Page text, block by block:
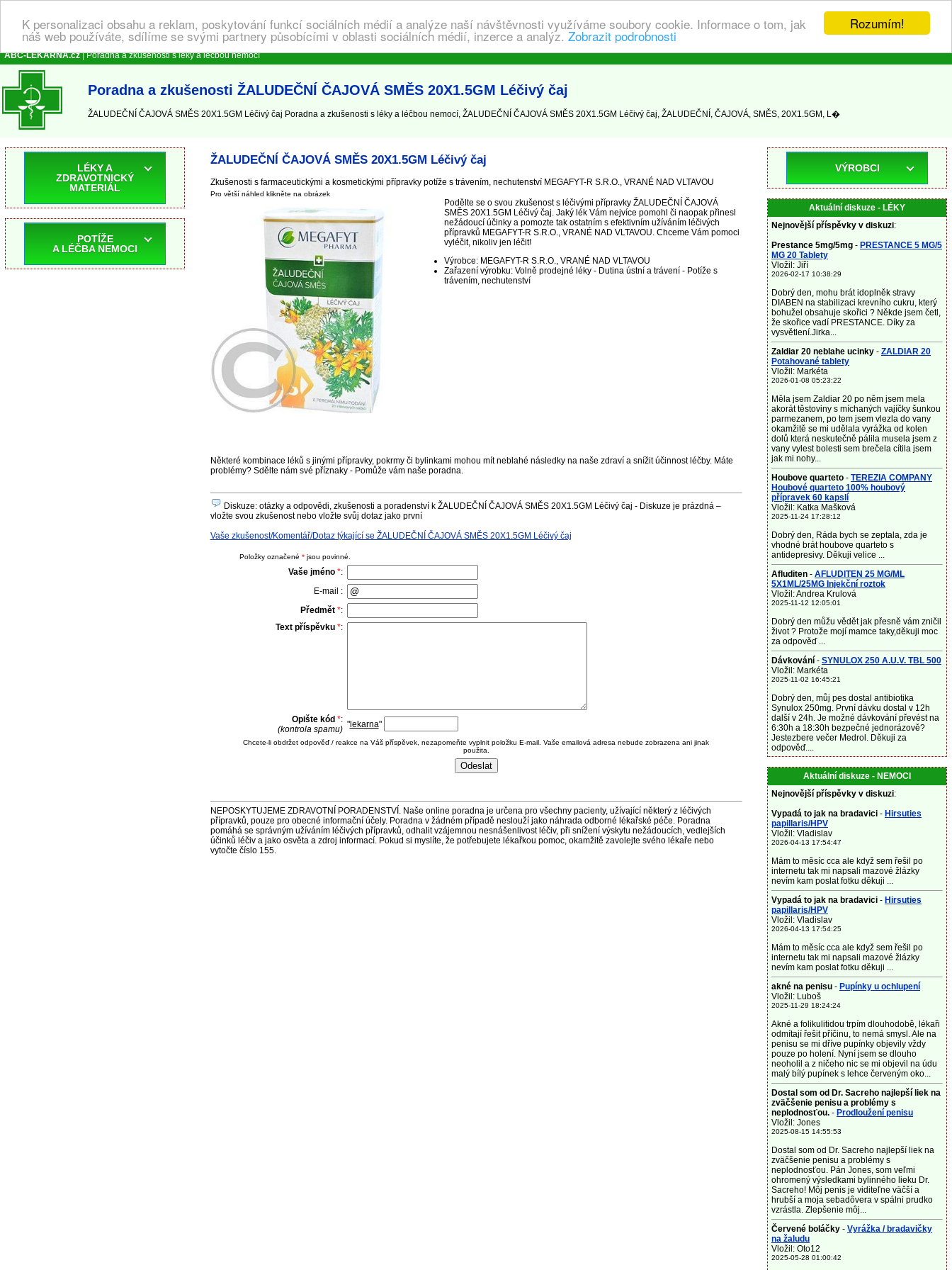
Rozumím!
K personalizaci obsahu a reklam, poskytování funkcí sociálních médií a analýze naší návštěvnosti využíváme soubory cookie. Informace o tom, jak
náš web používáte, sdílíme se svými partnery působícími v oblasti sociálních médií, inzerce a analýz. Zobrazit podrobnosti
ABC-LEKARNA.cz| Poradna a zkušenosti s léky a léčbou nemocí
Poradna a zkušenosti ŽALUDEČNÍ ČAJOVÁ SMĚS 20X1.5GM Léčivý čaj
ŽALUDEČNÍ ČAJOVÁ SMĚS 20X1.5GM Léčivý čaj Poradna a zkušenosti s léky a léčbou nemocí, ŽALUDEČNÍ ČAJOVÁ SMĚS 20X1.5GM Léčivý čaj, ŽALUDEČNÍ, ČAJOVÁ, SMĚS, 20X1.5GM, L�
ŽALUDEČNÍ ČAJOVÁ SMĚS 20X1.5GM Léčivý čaj
Zkušenosti s farmaceutickými a kosmetickými přípravky potíže s trávením, nechutenství MEGAFYT-R S.R.O., VRANÉ NAD VLTAVOU
Pro větší náhled klikněte na obrázek
Podělte se o svou zkušenost s léčivými přípravky ŽALUDEČNÍ ČAJOVÁ
SMĚS 20X1.5GM Léčivý čaj. Jaký lék Vám nejvíce pomohl či naopak přinesl
nežádoucí účinky a pomozte tak ostatním s efektivním užíváním léčivých
přípravků MEGAFYT-R S.R.O., VRANÉ NAD VLTAVOU. Chceme Vám pomoci
vyléčit, nikoliv jen léčit!
Výrobce: MEGAFYT-R S.R.O., VRANÉ NAD VLTAVOU
Zařazení výrobku: Volně prodejné léky - Dutina ústní a trávení - Potíže s
trávením, nechutenství
Některé kombinace léků s jinými přípravky, pokrmy či bylinkami mohou mít neblahé následky na naše zdraví a snížit účinnost léčby. Máte
problémy? Sdělte nám své příznaky - Pomůže vám naše poradna.
Diskuze: otázky a odpovědi, zkušenosti a poradenství k ŽALUDEČNÍ ČAJOVÁ SMĚS 20X1.5GM Léčivý čaj - Diskuze je prázdná –
vložte svou zkušenost nebo vložte svůj dotaz jako první
Vaše zkušenost/Komentář/Dotaz týkající se ŽALUDEČNÍ ČAJOVÁ SMĚS 20X1.5GM Léčivý čaj
Položky označené *jsou povinné.
Vaše jméno *:
E-mail :
Předmět *:
Text příspěvku *:
Opište kód *:
(kontrola spamu) "lekarna"
Chcete-li obdržet odpověď / reakce na Váš příspěvek, nezapomeňte vyplnit položku E-mail. Vaše emailová adresa nebude zobrazena ani jinak
použita.
NEPOSKYTUJEME ZDRAVOTNÍ PORADENSTVÍ. Naše online poradna je určena pro všechny pacienty, užívající některý z léčivých
přípravků, pouze pro obecné informační účely. Poradna v žádném případě neslouží jako náhrada odborné lékařské péče. Poradna
pomáhá se správným užíváním léčivých přípravků, odhalit vzájemnou nesnášenlivost léčiv, při snížení výskytu nežádoucích, vedlejších
účinků léčiv a jako osvěta a zdroj informací. Pokud si myslíte, že potřebujete lékařkou pomoc, okamžitě zavolejte svého lékaře nebo
vytočte číslo 155.
LÉKY A
ZDRAVOTNICKÝ
MATERIÁL
POTÍŽE
A LÉČBA NEMOCI
VÝROBCI
Aktuální diskuze - LÉKY
Nejnovější příspěvky v diskuzi:
Prestance 5mg/5mg - PRESTANCE 5 MG/5
MG 20 Tablety
Vložil: Jiří
2026-02-17 10:38:29
Dobrý den, mohu brát idoplněk stravy
DIABEN na stabilizaci krevního cukru, který
bohužel obsahuje skořici ? Někde jsem četl,
že skořice vadí PRESTANCE. Díky za
vysvětlení.Jirka...
Zaldiar 20 neblahe ucinky - ZALDIAR 20
Potahované tablety
Vložil: Markéta
2026-01-08 05:23:22
Měla jsem Zaldiar 20 po něm jsem mela
akorát těstoviny s míchaných vajíčky šunkou
parmezanem, po tem jsem vlezla do vany
okamžitě se mi udělala vyrážka od kolen
dolů která neskutečně pálila musela jsem z
vany vylest bolesti sem brečela cítila jsem
jak mi nohy...
Houbove quarteto - TEREZIA COMPANY
Houbové quarteto 100% houbový
přípravek 60 kapslí
Vložil: Katka Mašková
2025-11-24 17:28:12
Dobrý den, Ráda bych se zeptala, zda je
vhodné brát houbove quarteto s
antidepresivy. Děkuji velice ...
Afluditen - AFLUDITEN 25 MG/ML
5X1ML/25MG Injekční roztok
Vložil: Andrea Krulová
2025-11-12 12:05:01
Dobrý den můžu vědět jak přesně vám zničil
život ? Protože mojí mamce taky,děkuji moc
za odpověď ...
Dávkování - SYNULOX 250 A.U.V. TBL 500
Vložil: Markéta
2025-11-02 16:45:21
Dobrý den, můj pes dostal antibiotika
Synulox 250mg. První dávku dostal v 12h
další v 24h. Je možné dávkování převést na
6:30h a 18:30h bezpečné jednorázově?
Jestezbere večer Medrol. Děkuji za
odpověď....
Aktuální diskuze - NEMOCI
Nejnovější příspěvky v diskuzi:
Vypadá to jak na bradavici - Hirsuties
papillaris/HPV
Vložil: Vladislav
2026-04-13 17:54:47
Mám to měsíc cca ale když sem řešil po
internetu tak mi napsali mazové žlázky
nevím kam poslat fotku děkuji ...
Vypadá to jak na bradavici - Hirsuties
papillaris/HPV
Vložil: Vladislav
2026-04-13 17:54:25
Mám to měsíc cca ale když sem řešil po
internetu tak mi napsali mazové žlázky
nevím kam poslat fotku děkuji ...
akné na penisu - Pupínky u ochlupení
Vložil: Luboš
2025-11-29 18:24:24
Akné a folikulitidou trpím dlouhodobě, lékaři
odmítají řešit příčinu, to nemá smysl. Ale na
penisu se mi dříve pupínky objevily vždy
pouze po holení. Nyní jsem se dlouho
neoholil a z ničeho nic se mi objevil na údu
malý bílý pupínek s lehce červeným oko...
Dostal som od Dr. Sacreho najlepší liek na
zväčšenie penisu a problémy s
neplodnosťou. - Prodloužení penisu
Vložil: Jones
2025-08-15 14:55:53
Dostal som od Dr. Sacreho najlepší liek na
zväčšenie penisu a problémy s
neplodnosťou. Pán Jones, som veľmi
ohromený výsledkami bylinného lieku Dr.
Sacreho! Môj penis je viditeľne väčší a
hrubší a moja sebadôvera v spálni prudko
vzrástla. Zlepšenie môj...
Červené boláčky - Vyrážka / bradavičky
na žaludu
Vložil: Oto12
2025-05-28 01:00:42